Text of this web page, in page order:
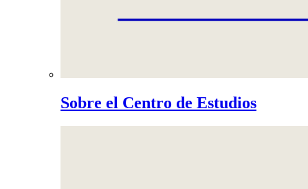
Sobre el Centro de Estudios